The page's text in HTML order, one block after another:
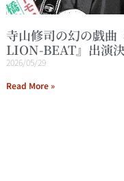
寺山修司の幻の戯曲
LION-BEAT』出演決
2026/05/29
Read More »